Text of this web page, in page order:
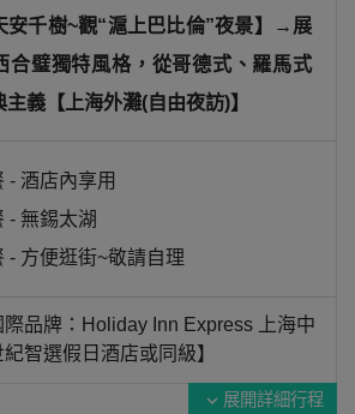
安千樹~觀“滬上巴比倫”夜景】→展
合璧獨特風格，從哥德式、羅馬式
主義【上海外灘(自由夜訪)】
- 酒店內享用
- 無錫太湖
- 方便逛街~敬請自理
際品牌：Holiday Inn Express 上海中
紀智選假日酒店或同級】
expand_more 展開詳細行程